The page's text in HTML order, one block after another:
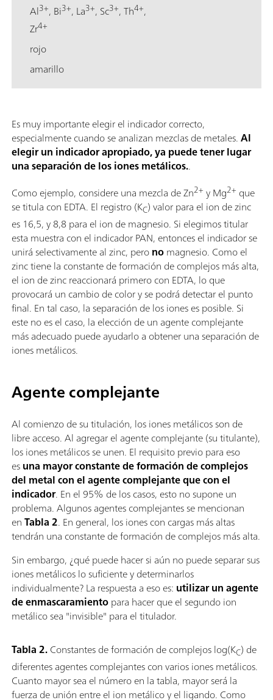
Al3+, Bi3+, La3+, Sc3+, Th4+,
Zr4+
rojo
amarillo
Es muy importante elegir el indicador correcto,
especialmente cuando se analizan mezclas de metales.Al
elegir un indicador apropiado, ya puede tener lugar
una separación de los iones metálicos..
Como ejemplo, considere una mezcla de Zn2+ y Mg2+ que
se titula con EDTA. El registro (KC) valor para el ion de zinc
es 16,5, y 8,8 para el ion de magnesio. Si elegimos titular
esta muestra con el indicador PAN, entonces el indicador se
unirá selectivamente al zinc, peronomagnesio. Como el
zinc tiene la constante de formación de complejos más alta,
el ion de zinc reaccionará primero con EDTA, lo que
provocará un cambio de color y se podrá detectar el punto
final. En tal caso, la separación de los iones es posible. Si
este no es el caso, la elección de un agente complejante
más adecuado puede ayudarlo a obtener una separación de
iones metálicos.
Agente complejante
Al comienzo de su titulación, los iones metálicos son de
libre acceso. Al agregar el agente complejante (su titulante),
los iones metálicos se unen. El requisito previo para eso
esuna mayor constante de formación de complejos
del metal con el agente complejante que con el
indicador. En el 95% de los casos, esto no supone un
problema. Algunos agentes complejantes se mencionan
enTabla 2. En general, los iones con cargas más altas
tendrán una constante de formación de complejos más alta.
Sin embargo, ¿qué puede hacer si aún no puede separar sus
iones metálicos lo suficiente y determinarlos
individualmente? La respuesta a eso es: utilizar un agente
de enmascaramientopara hacer que el segundo ion
metálico sea "invisible" para el titulador.
Tabla 2.Constantes de formación de complejos log(KC) de
diferentes agentes complejantes con varios iones metálicos.
Cuanto mayor sea el número en la tabla, mayor será la
fuerza de unión entre el ion metálico y el ligando. Como